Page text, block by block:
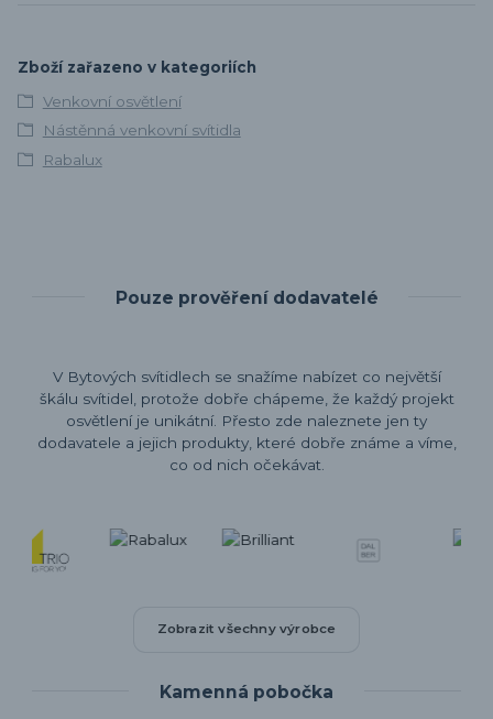
Zboží zařazeno v kategoriích
Venkovní osvětlení
Nástěnná venkovní svítidla
Rabalux
Pouze prověření dodavatelé
V Bytových svítidlech se snažíme nabízet co největší
škálu svítidel, protože dobře chápeme, že každý projekt
osvětlení je unikátní. Přesto zde naleznete jen ty
dodavatele a jejich produkty, které dobře známe a víme,
co od nich očekávat.
Zobrazit všechny výrobce
Kamenná pobočka